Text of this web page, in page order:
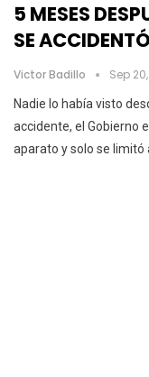
5 MESES
SE ACCIDENTÓ
Victor Badillo Sep
Nadie lo había visto
accidente, el Gobierno
aparato y solo se limitó